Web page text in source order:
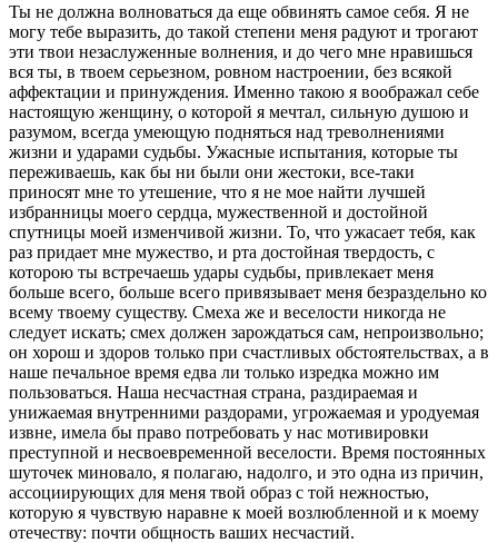
Ты не должна волноваться да еще обвинять самое себя. Я не
могу тебе выразить, до такой степени меня радуют и трогают
эти твои незаслуженные волнения, и до чего мне нравишься
вся ты, в твоем серьезном, ровном настроении, без всякой
аффектации и принуждения. Именно такою я воображал себе
настоящую женщину, о которой я мечтал, сильную душою и
разумом, всегда умеющую подняться над треволнениями
жизни и ударами судьбы. Ужасные испытания, которые ты
переживаешь, как бы ни были они жестоки, все-таки
приносят мне то утешение, что я не мое найти лучшей
избранницы моего сердца, мужественной и до­стойной
спутницы моей изменчивой жизни. То, что ужасает тебя, как
раз придает мне мужество, и рта достойная твердость, с
которою ты встречаешь удары судьбы, привлекает меня
больше всего, больше всего привязывает меня безраздельно ко
всему твое­му существу. Смеха же и веселости никогда не
следует искать; смех должен зарождаться сам, непро­извольно;
он хорош и здоров только при счастливых обстоятельствах, а в
наше печальное время едва ли только изредка можно им
пользоваться. Наша несчастная страна, раздираемая и
унижаемая внутренними раздорами, угрожаемая и уродуемая
извне, имела бы право потребовать у нас мотивировки
преступной и несвоевременной веселости. Время постоянных
шуточек миновало, я полагаю, надолго, и это одна из причин,
ассоциирующих для меня твой образ с той нежностью,
которую я чувствую наравне к моей воз­любленной и к моему
отечеству: почти общность ваших несчастий.